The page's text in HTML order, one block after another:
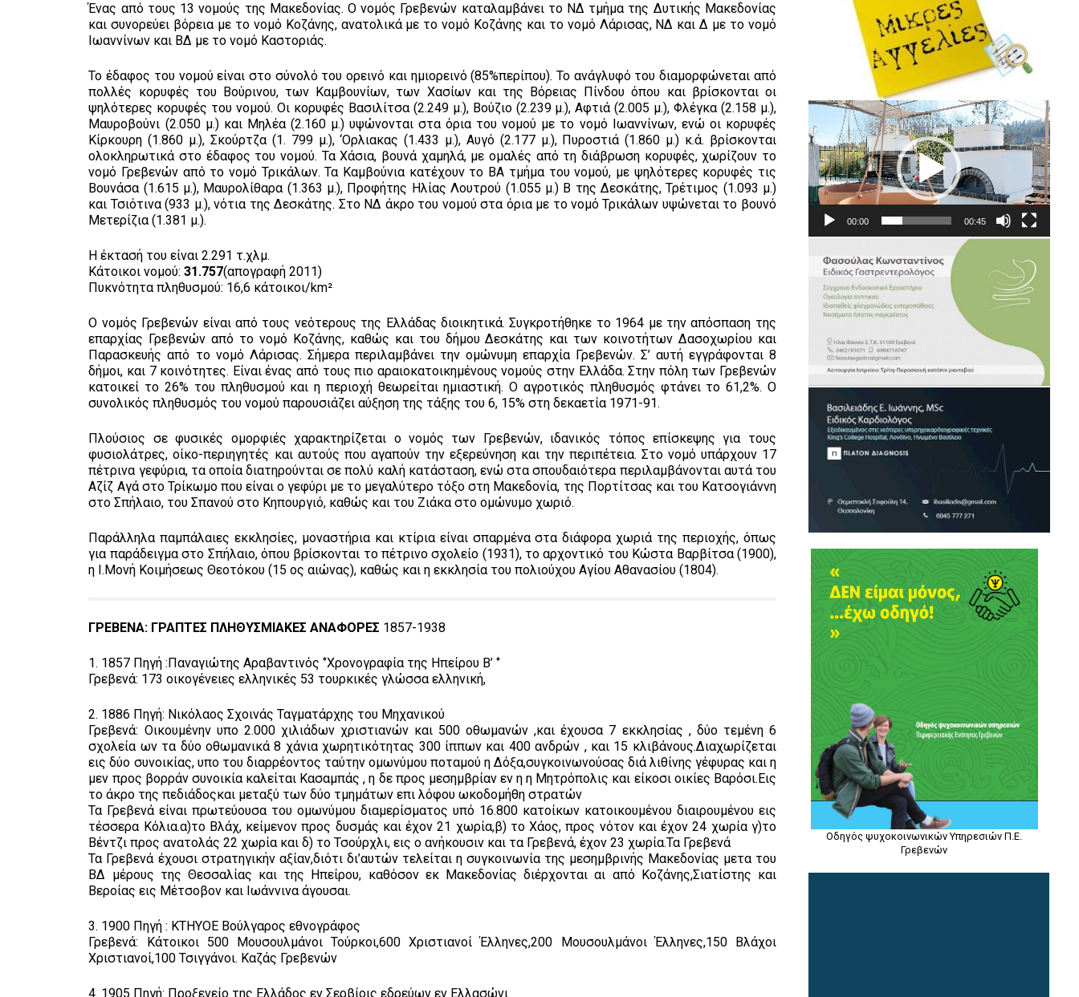
Ένας από τους 13 νομούς της Μακεδονίας. Ο νομός Γρεβενών καταλαμβάνει το ΝΔ τμήμα της Δυτικής Μακεδονίας
και συνορεύει βόρεια με το νομό Κοζάνης, ανατολικά με το νομό Κοζάνης και το νομό Λάρισας, ΝΔ και Δ με το νομό
Ιωαννίνων και ΒΔ με το νομό Καστοριάς.
Το έδαφος του νομού είναι στο σύνολό του ορεινό και ημιορεινό (85%περίπου). Το ανάγλυφό του διαμορφώνεται από
πολλές κορυφές του Βούρινου, των Καμβουνίων, των Χασίων και της Βόρειας Πίνδου όπου και βρίσκονται οι
ψηλότερες κορυφές του νομού. Οι κορυφές Βασιλίτσα (2.249 μ.), Βούζιο (2.239 μ.), Αφτιά (2.005 μ.), Φλέγκα (2.158 μ.),
Μαυροβούνι (2.050 μ.) και Μηλέα (2.160 μ.) υψώνονται στα όρια του νομού με το νομό Ιωαννίνων, ενώ οι κορυφές
Κίρκουρη (1.860 μ.), Σκούρτζα (1. 799 μ.), ‘Ορλιακας (1.433 μ.), Αυγό (2.177 μ.), Πυροστιά (1.860 μ.) κ.ά. βρίσκονται
ολοκληρωτικά στο έδαφος του νομού. Τα Χάσια, βουνά χαμηλά, με ομαλές από τη διάβρωση κορυφές, χωρίζουν το
νομό Γρεβενών από το νομό Τρικάλων. Τα Καμβούνια κατέχουν το ΒΑ τμήμα του νομού, με ψηλότερες κορυφές τις
Βουνάσα (1.615 μ.), Μαυρολίθαρα (1.363 μ.), Προφήτης Ηλίας Λουτρού (1.055 μ.) Β της Δεσκάτης, Τρέτιμος (1.093 μ.)
και Τσιότινα (933 μ.), νότια της Δεσκάτης. Στο ΝΔ άκρο του νομού στα όρια με το νομό Τρικάλων υψώνεται το βουνό
Μετερίζια (1.381 μ.).
Η έκτασή του είναι 2.291 τ.χλμ.
Κάτοικοι νομού:31.757(απογραφή 2011)
Πυκνότητα πληθυσμού: 16,6 κάτοικοι/km²
Ο νομός Γρεβενών είναι από τους νεότερους της Ελλάδας διοικητικά. Συγκροτήθηκε το 1964 με την απόσπαση της
επαρχίας Γρεβενών από το νομό Κοζάνης, καθώς και του δήμου Δεσκάτης και των κοινοτήτων Δασοχωρίου και
Παρασκευής από το νομό Λάρισας. Σήμερα περιλαμβάνει την ομώνυμη επαρχία Γρεβενών. Σ’ αυτή εγγράφονται 8
δήμοι, και 7 κοινότητες. Είναι ένας από τους πιο αραιοκατοικημένους νομούς στην Ελλάδα. Στην πόλη των Γρεβενών
κατοικεί το 26% του πληθυσμού και η περιοχή θεωρείται ημιαστική. Ο αγροτικός πληθυσμός φτάνει το 61,2%. Ο
συνολικός πληθυσμός του νομού παρουσιάζει αύξηση της τάξης του 6, 15% στη δεκαετία 1971-91.
Πλούσιος σε φυσικές ομορφιές χαρακτηρίζεται ο νομός των Γρεβενών, ιδανικός τόπος επίσκεψης για τους
φυσιολάτρες, οίκο-περιηγητές και αυτούς που αγαπούν την εξερεύνηση και την περιπέτεια. Στο νομό υπάρχουν 17
πέτρινα γεφύρια, τα οποία διατηρούνται σε πολύ καλή κατάσταση, ενώ στα σπουδαιότερα περιλαμβάνονται αυτά του
Αζίζ Αγά στο Τρίκωμο που είναι ο γεφύρι με το μεγαλύτερο τόξο στη Μακεδονία, της Πορτίτσας και του Κατσογιάννη
στο Σπήλαιο, του Σπανού στο Κηπουργιό, καθώς και του Ζιάκα στο ομώνυμο χωριό.
Παράλληλα παμπάλαιες εκκλησίες, μοναστήρια και κτίρια είναι σπαρμένα στα διάφορα χωριά της περιοχής, όπως
για παράδειγμα στο Σπήλαιο, όπου βρίσκονται το πέτρινο σχολείο (1931), το αρχοντικό του Κώστα Βαρβίτσα (1900),
η Ι.Μονή Κοιμήσεως Θεοτόκου (15 ος αιώνας), καθώς και η εκκλησία του πολιούχου Αγίου Αθανασίου (1804).
ΓΡΕΒΕΝΑ: ΓΡΑΠΤΕΣ ΠΛΗΘΥΣΜΙΑΚΕΣ ΑΝΑΦΟΡΕΣ 1857-1938
1. 1857 Πηγή :Παναγιώτης Αραβαντινός ‘’Χρονογραφία της Ηπείρου Β’ ‘’
Γρεβενά: 173 οικογένειες ελληνικές 53 τουρκικές γλώσσα ελληνική,
2. 1886 Πηγή: Νικόλαος Σχοινάς Ταγματάρχης του Μηχανικού
Γρεβενά: Οικουμένην υπο 2.000 χιλιάδων χριστιανών και 500 οθωμανών ,και έχουσα 7 εκκλησίας , δύο τεμένη 6
σχολεία ων τα δύο οθωμανικά 8 χάνια χωρητικότητας 300 ίππων και 400 ανδρών , και 15 κλιβάνους.Διαχωρίζεται
εις δύο συνοικίας, υπο του διαρρέοντος ταύτην ομωνύμου ποταμού η Δόξα,συγκοινωνούσας διά λιθίνης γέφυρας και η
μεν προς βορράν συνοικία καλείται Κασαμπάς , η δε προς μεσημβρίαν εν η η Μητρόπολις και είκοσι οικίες Βαρόσι.Εις
το άκρο της πεδιάδοςκαι μεταξύ των δύο τμημάτων επι λόφου ωκοδομήθη στρατών
Τα Γρεβενά είναι πρωτεύουσα του ομωνύμου διαμερίσματος υπό 16.800 κατοίκων κατοικουμένου διαιρουμένου εις
τέσσερα Κόλια.α)το Βλάχ, κείμενον προς δυσμάς και έχον 21 χωρία,β) το Χάος, προς νότον και έχον 24 χωρία γ)το
Βέντζι προς ανατολάς 22 χωρία και δ) το Τσούρχλι, εις ο ανήκουσιν και τα Γρεβενά, έχον 23 χωρία.Τα Γρεβενά
Τα Γρεβενά έχουσι στρατηγικήν αξίαν,διότι δι’αυτών τελείται η συγκοινωνία της μεσημβρινής Μακεδονίας μετα του
ΒΔ μέρους της Θεσσαλίας και της Ηπείρου, καθόσον εκ Μακεδονίας διέρχονται αι από Κοζάνης,Σιατίστης και
Βεροίας εις Μέτσοβον και Ιωάννινα άγουσαι.
3. 1900 Πηγή : KTHYOE Βούλγαρος εθνογράφος
Γρεβενά: Κάτοικοι 500 Μουσουλμάνοι Τούρκοι,600 Χριστιανοί Έλληνες,200 Μουσουλμάνοι Έλληνες,150 Βλάχοι
Χριστιανοί,100 Τσιγγάνοι. Καζάς Γρεβενών
4. 1905 Πηγή: Προξενείο της Ελλάδος εν Σερβίοις εδρεύων εν Ελλασώνι
Πρόγραμμα
Αναπαραγωγής
Βίντεο
00:00 00:45
Οδηγός ψυχοκοινωνικών Υπηρεσιών Π.Ε.
Γρεβενών